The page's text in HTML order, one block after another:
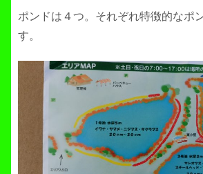
ポンドは４つ。それぞれ特徴的なポ
す。